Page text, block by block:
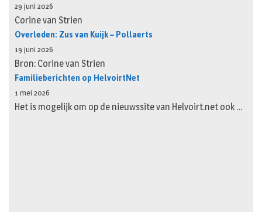
29 juni 2026
Corine van Strien
Overleden: Zus van Kuijk – Pollaerts
19 juni 2026
Bron: Corine van Strien
Familieberichten op HelvoirtNet
1 mei 2026
Het is mogelijk om op de nieuwssite van Helvoirt.net ook …